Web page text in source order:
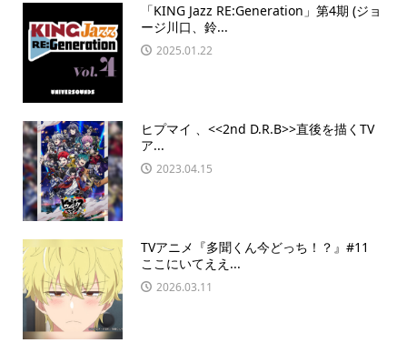
「KING Jazz RE:Generation」第4期 (ジョ
ージ川口、鈴...
2025.01.22
ヒプマイ 、<<2nd D.R.B>>直後を描くTV
ア...
2023.04.15
TVアニメ『多聞くん今どっち！？』#11
ここにいてええ...
2026.03.11